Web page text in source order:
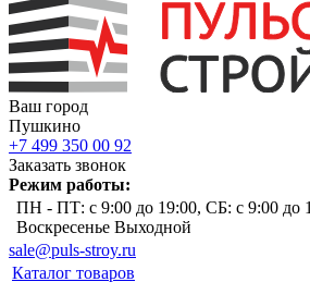
Ваш город
Пушкино
+7 499 350 00 92
Заказать звонок
Режим работы:
ПН - ПТ: с 9:00 до 19:00, СБ: с 9:00 до
Воскресенье Выходной
sale@puls-stroy.ru
Каталог товаров